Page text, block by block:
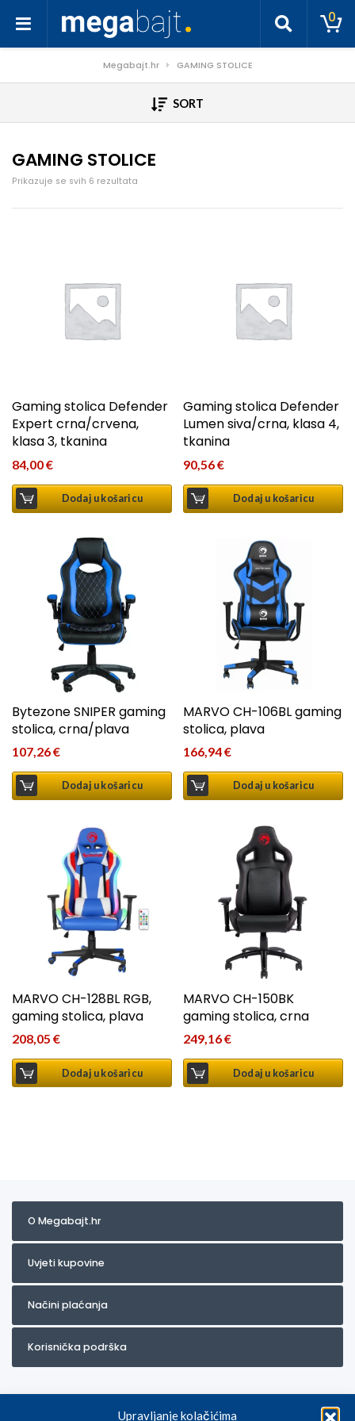
Upravljanje kolačićima
0
Megabajt.hr GAMING STOLICE
SORT
GAMING STOLICE
Prikazuje se svih 6 rezultata
Gaming stolica Defender
Expert crna/crvena,
klasa 3, tkanina
84,00€
Dodaj u košaricu
Gaming stolica Defender
Lumen siva/crna, klasa 4,
tkanina
90,56€
Dodaj u košaricu
Bytezone SNIPER gaming
stolica, crna/plava
107,26€
Dodaj u košaricu
MARVO CH-106BL gaming
stolica, plava
166,94€
Dodaj u košaricu
MARVO CH-128BL RGB,
gaming stolica, plava
208,05 €
Dodaj u košaricu
MARVO CH-150BK
gaming stolica, crna
249,16€
Dodaj u košaricu
O Megabajt.hr
Uvjeti kupovine
Načini plaćanja
Korisnička podrška